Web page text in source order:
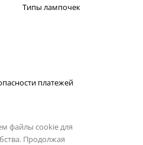
Типы лампочек
платежей
файлы cookie для
Продолжая